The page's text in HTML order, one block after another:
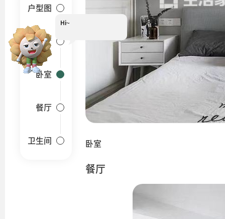
卧室
餐厅
户型图
客厅
卧室
餐厅
卫生间
Hi~